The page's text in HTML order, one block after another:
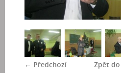
← Předchozí Zpět